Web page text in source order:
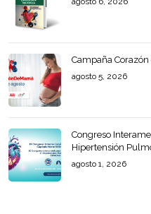
Campaña
agosto 5, 2026
Congreso
Hipertensión
agosto 1, 2026